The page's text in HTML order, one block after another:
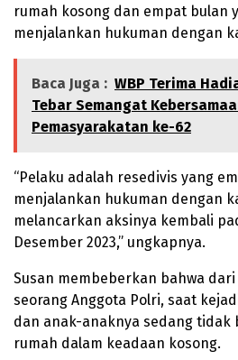
rumah kosong dan empat bulan
menjalankan hukuman dengan
Baca Juga : WBP Terima
Tebar Semangat
Pemasyarakatan ke-62
“Pelaku adalah resedivis yang
menjalankan hukuman dengan
melancarkan aksinya kembali
Desember 2023,” ungkapnya.
Susan membeberkan bahwa
seorang Anggota Polri, saat
dan anak-anaknya sedang tidak
rumah dalam keadaan kosong.